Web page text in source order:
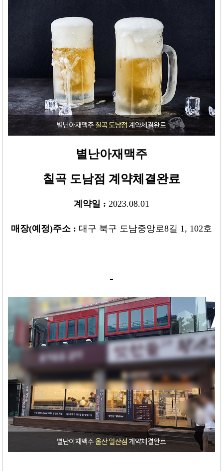
별난아재맥주
칠곡 도남점 계약체결완료
계약일 : 2023.08.01
매장(예정)주소 : 대구 북구 도남중앙로8길 1, 102호
-